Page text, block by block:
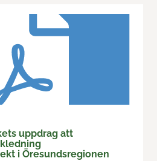
uppdrag att
i Öresundsregionen